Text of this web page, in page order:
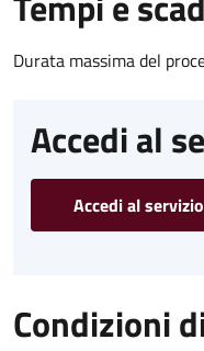
Durata massima del
Accedi al
Accedi al servizio
Condizioni